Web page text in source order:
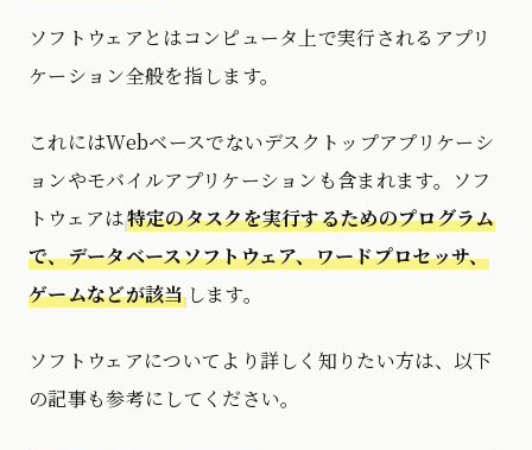
ソフトウェアとはコンピュータ上で実行されるアプリ
ケーション全般を指します。
これにはWebベースでないデスクトップアプリケーシ
ョンやモバイルアプリケーションも含まれます。ソフ
トウェアは特定のタスクを実行するためのプログラム
で、データベースソフトウェア、ワードプロセッサ、
ゲームなどが該当します。
ソフトウェアについてより詳しく知りたい方は、以下
の記事も参考にしてください。